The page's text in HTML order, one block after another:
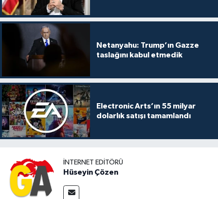
Netanyahu: Trump’ın Gazze
taslağını kabul etmedik
Electronic Arts’ın 55 milyar
dolarlık satışı tamamlandı
İNTERNET EDITÖRÜ
Hüseyin Çözen